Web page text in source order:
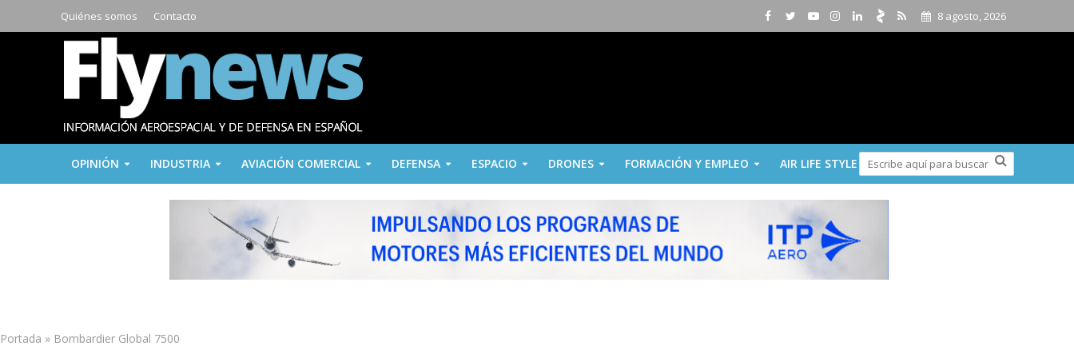
Quiénes somos Contacto 8 agosto, 2026
OPINIÓN INDUSTRIA AVIACIÓN COMERCIAL DEFENSA ESPACIO DRONES FORMACIÓN Y EMPLEO AIR LIFE STYLE
Portada » Bombardier Global 7500